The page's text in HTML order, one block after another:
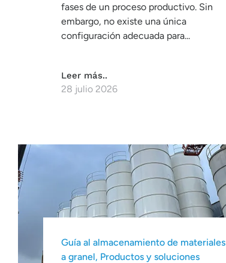
fases de un proceso productivo. Sin
embargo, no existe una única
configuración adecuada para...
Leer más..
28 julio 2026
Guía al almacenamiento de materiales
a granel, Productos y soluciones